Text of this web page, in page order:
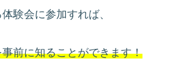
験会に参加すれば、
前に知ることができます！